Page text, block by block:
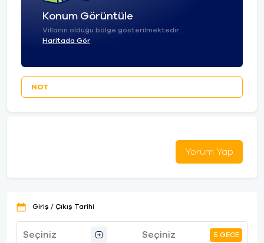
Konum Görüntüle
Villanın olduğu bölge gösterilmektedir.
Haritada Gör
NOT
Yorum Yap
Giriş / Çıkış Tarihi
5 GECE